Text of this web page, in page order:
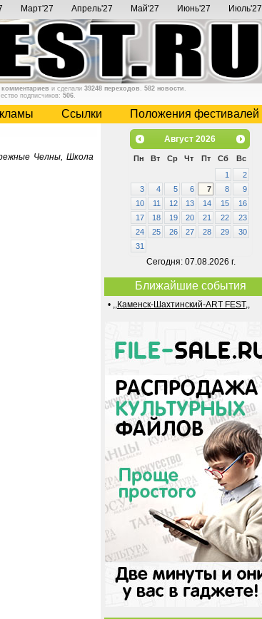
Март'27 Апрель'27 Май'27 Июнь'27 Июль'27
комментариев и сделали 39248 переходов . 582 новости .
подписчиков: 506.
Cсылки
Положения фестивалей
Челны, Школа
Август 2026
Пн Вт Ср Чт Пт Сб
Вс
1
2
3
4 5 6 7 8
9
10
11 12 13 14 15
16
17
18 19 20 21 22
23
24
25 26 27 28 29
30
31
Сегодня: 07.08.2026 г.
Ближайшие события
• ,,Каменск-Шахтинский-ART FEST,,